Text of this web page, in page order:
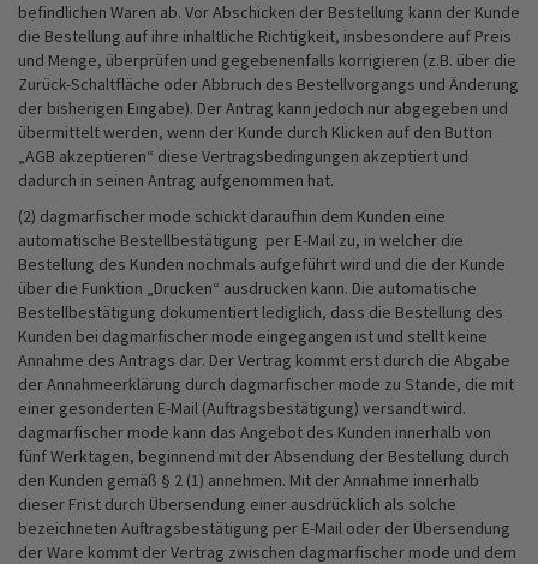
befindlichen Waren ab. Vor Abschicken der Bestellung kann der Kunde
die Bestellung auf ihre inhaltliche Richtigkeit, insbesondere auf Preis
und Menge, überprüfen und gegebenenfalls korrigieren (z.B. über die
Zurück-Schaltfläche oder Abbruch des Bestellvorgangs und Änderung
der bisherigen Eingabe). Der Antrag kann jedoch nur abgegeben und
übermittelt werden, wenn der Kunde durch Klicken auf den Button
„AGB akzeptieren“ diese Vertragsbedingungen akzeptiert und
dadurch in seinen Antrag aufgenommen hat.
(2) dagmarfischer mode schickt daraufhin dem Kunden eine
automatische Bestellbestätigung per E-Mail zu, in welcher die
Bestellung des Kunden nochmals aufgeführt wird und die der Kunde
über die Funktion „Drucken“ ausdrucken kann. Die automatische
Bestellbestätigung dokumentiert lediglich, dass die Bestellung des
Kunden bei dagmarfischer mode eingegangen ist und stellt keine
Annahme des Antrags dar. Der Vertrag kommt erst durch die Abgabe
der Annahmeerklärung durch dagmarfischer mode zu Stande, die mit
einer gesonderten E-Mail (Auftragsbestätigung) versandt wird.
dagmarfischer mode kann das Angebot des Kunden innerhalb von
fünf Werktagen, beginnend mit der Absendung der Bestellung durch
den Kunden gemäß § 2 (1) annehmen. Mit der Annahme innerhalb
dieser Frist durch Übersendung einer ausdrücklich als solche
bezeichneten Auftragsbestätigung per E-Mail oder der Übersendung
der Ware kommt der Vertrag zwischen dagmarfischer mode und dem